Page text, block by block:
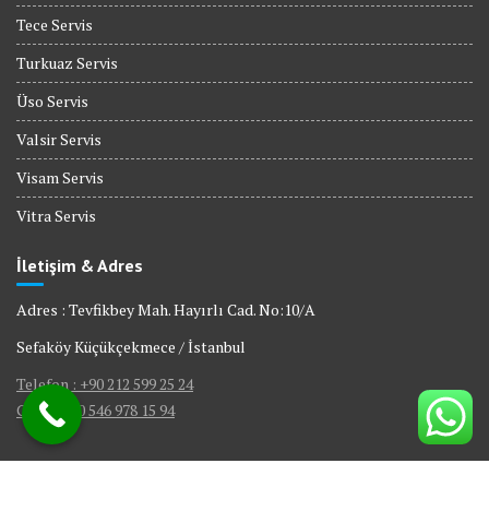
Tece Servis
Turkuaz Servis
Üso Servis
Valsir Servis
Visam Servis
Vitra Servis
İletişim & Adres
Adres : Tevfikbey Mah. Hayırlı Cad. No:10/A
Sefaköy Küçükçekmece / İstanbul
Telefon : +90 212 599 25 24
GSM : +90 546 978 15 94